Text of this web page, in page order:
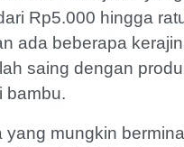
Rp5.000 hingga
ada beberapa
saing dengan
bambu.
yang mungkin